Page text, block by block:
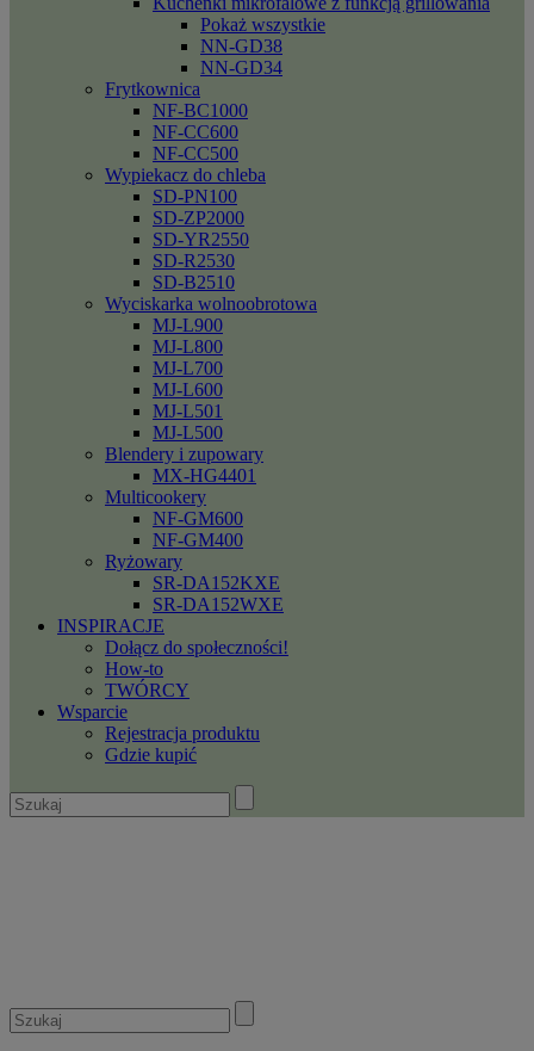
Pokaż wszystkie
NN-GD38
NN-GD34
Frytkownica
NF-BC1000
NF-CC600
NF-CC500
Wypiekacz do chleba
SD-PN100
SD-ZP2000
SD-YR2550
SD-R2530
SD-B2510
Wyciskarka wolnoobrotowa
MJ-L900
MJ-L800
MJ-L700
MJ-L600
MJ-L501
MJ-L500
Blendery i zupowary
MX-HG4401
Multicookery
NF-GM600
NF-GM400
Ryżowary
SR-DA152KXE
SR-DA152WXE
INSPIRACJE
Dołącz do społeczności!
How-to
TWÓRCY
Wsparcie
Rejestracja produktu
Gdzie kupić